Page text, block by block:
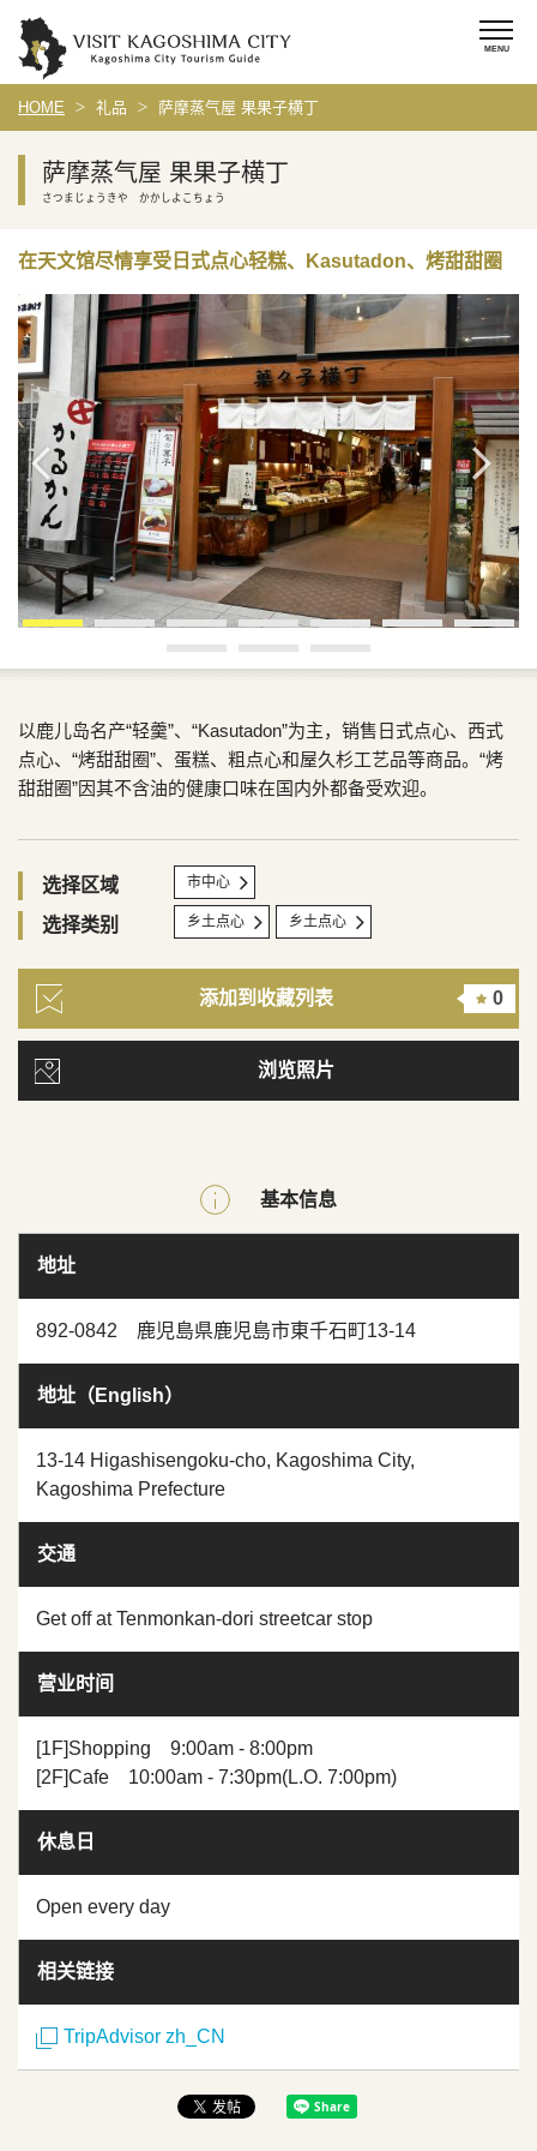
HOME 礼品 萨摩蒸气屋 果果子横丁
萨摩蒸气屋 果果子横丁
さつまじょうきや かかしよこちょう
在天文馆尽情享受日式点心轻糕、Kasutadon、烤甜甜圈
以鹿儿岛名产“轻羹”、“Kasutadon”为主，销售日式点心、西式
点心、“烤甜甜圈”、蛋糕、粗点心和屋久杉工艺品等商品。“烤
甜甜圈”因其不含油的健康口味在国内外都备受欢迎。
选择区域 市中心
选择类别 乡土点心 乡土点心
添加到收藏列表 0
浏览照片
基本信息
地址
892-0842 鹿児島県鹿児島市東千石町13-14
地址（English）
13-14 Higashisengoku-cho, Kagoshima City,
Kagoshima Prefecture
交通
Get off at Tenmonkan-dori streetcar stop
营业时间
[1F]Shopping 9:00am - 8:00pm
[2F]Cafe 10:00am - 7:30pm(L.O. 7:00pm)
休息日
Open every day
相关链接
TripAdvisor zh_CN